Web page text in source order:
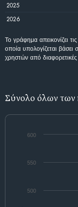
2025
2026
Το γράφημα απεικονίζει
οποία υπολογίζεται
χρηστών από
Σύνολο όλων των
500
550
600